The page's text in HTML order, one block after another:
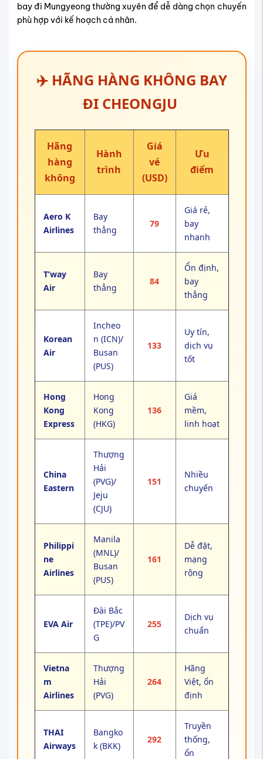
bay đi Mungyeong thường xuyên để dễ dàng chọn chuyến
phù hợp với kế hoạch cá nhân.
✈️ HÃNG HÀNG KHÔNG BAY
ĐI CHEONGJU
Hãng
hàng
không
Hành
trình
Giá
vé
(USD)
Ưu
điểm
Aero K
Airlines
Bay
thẳng
79
Giá rẻ,
bay
nhanh
T’way
Air
Bay
thẳng
84
Ổn định,
bay
thẳng
Korean
Air
Incheo
n (ICN)/
Busan
(PUS)
133
Uy tín,
dịch vụ
tốt
Hong
Kong
Express
Hong
Kong
(HKG)
136
Giá
mềm,
linh hoạt
China
Eastern
Thượng
Hải
(PVG)/
Jeju
(CJU)
151
Nhiều
chuyến
Philippi
ne
Airlines
Manila
(MNL)/
Busan
(PUS)
161
Dễ đặt,
mạng
rộng
EVA Air
Đài Bắc
(TPE)/PV
G
255
Dịch vụ
chuẩn
Vietna
m
Airlines
Thượng
Hải
(PVG)
264
Hãng
Việt, ổn
định
THAI
Airways
Bangko
k (BKK)
292
Truyền
thống,
ổn